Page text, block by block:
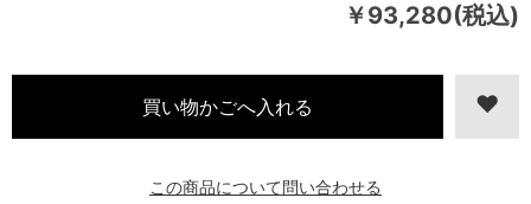
￥93,280(税込)
この商品について問い合わせる